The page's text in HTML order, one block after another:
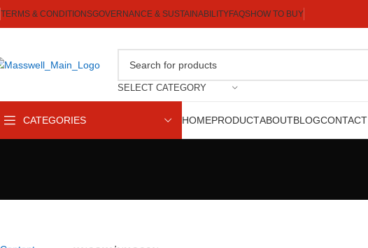
TERMS & CONDITIONSGOVERNANCE & SUSTAINABILITYFAQSHOW TO BUY
SELECT CATEGORY
CATEGORIES HOMEPRODUCTABOUTBLOGCONTACT